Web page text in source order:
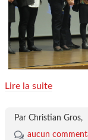
Lire la suite
Par Christian Gros,
aucun